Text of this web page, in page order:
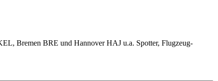
Bremen BRE und Hannover HAJ u.a. Spotter, Flugzeug-